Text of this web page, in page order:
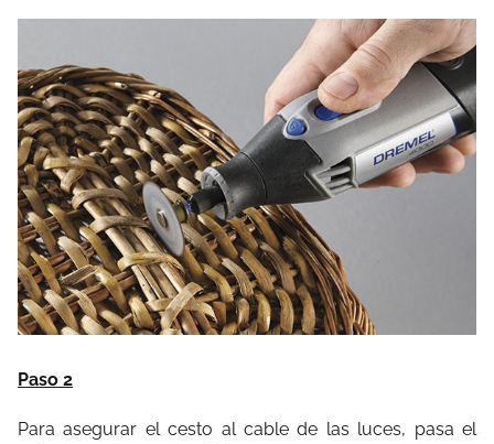
Paso 2
Para asegurar el cesto al cable de las luces, pasa el